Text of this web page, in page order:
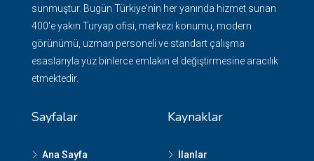
sunmuştur. Bugün Türkiye'nin her yanında hizmet sunan
400'e yakın Turyap ofisi, merkezi konumu, modern
görünümü, uzman personeli ve standart çalışma
esaslarıyla yüz binlerce emlakın el değiştirmesine aracılık
etmektedir.
Sayfalar
Ana Sayfa
Kaynaklar
İlanlar